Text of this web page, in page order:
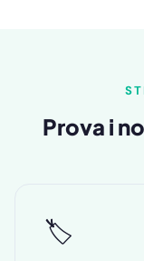
Prova i
🏷️